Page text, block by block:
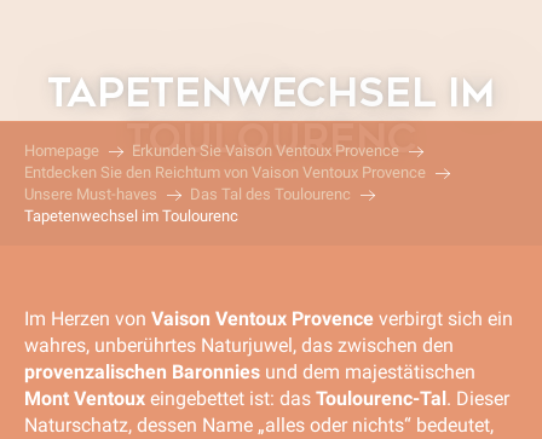
contenu
principalTAPETENWECHSEL IM
TOULOURENC
Homepage
Erkunden Sie Vaison Ventoux Provence
Entdecken Sie den Reichtum von Vaison Ventoux Provence
Unsere Must-haves
Das Tal des Toulourenc
Tapetenwechsel im Toulourenc
Im Herzen von Vaison Ventoux Provence verbirgt sich ein
wahres, unberührtes Naturjuwel, das zwischen den
provenzalischen Baronnies und dem majestätischen
Mont Ventoux eingebettet ist: das Toulourenc-Tal. Dieser
Naturschatz, dessen Name „alles oder nichts“ bedeutet,